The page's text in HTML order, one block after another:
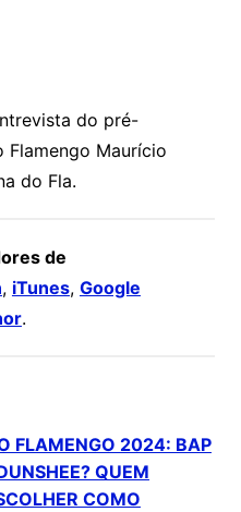
do pré-
Maurício
do Fla.
de
, iTunes, Google
.
FLAMENGO 2024: BAP
QUEM
COMO